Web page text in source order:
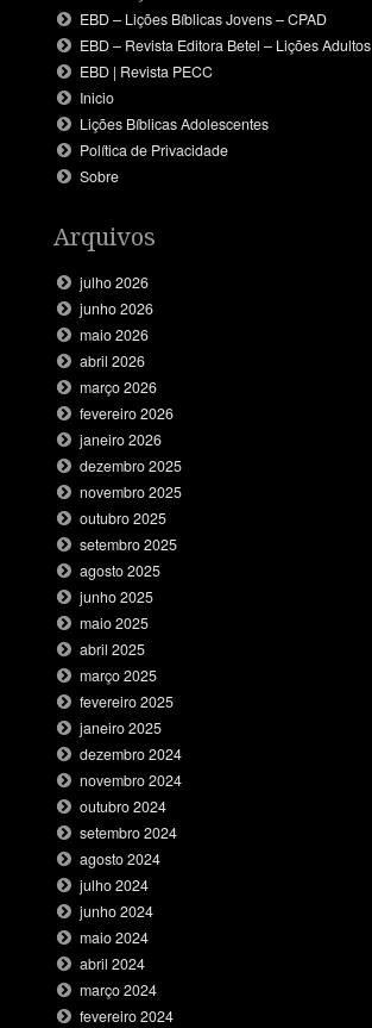
EBD – Lições Bíblicas Jovens – CPAD
EBD – Revista Editora Betel – Lições Adultos
EBD | Revista PECC
Inicio
Lições Bíblicas Adolescentes
Política de Privacidade
Sobre
Arquivos
julho 2026
junho 2026
maio 2026
abril 2026
março 2026
fevereiro 2026
janeiro 2026
dezembro 2025
novembro 2025
outubro 2025
setembro 2025
agosto 2025
junho 2025
maio 2025
abril 2025
março 2025
fevereiro 2025
janeiro 2025
dezembro 2024
novembro 2024
outubro 2024
setembro 2024
agosto 2024
julho 2024
junho 2024
maio 2024
abril 2024
março 2024
fevereiro 2024